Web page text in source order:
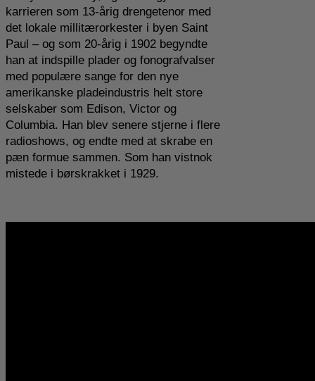
karrieren som 13-årig drengetenor med
det lokale millitærorkester i byen Saint
Paul – og som 20-årig i 1902 begyndte
han at indspille plader og fonografvalser
med populære sange for den nye
amerikanske pladeindustris helt store
selskaber som Edison, Victor og
Columbia. Han blev senere stjerne i flere
radioshows, og endte med at skrabe en
pæn formue sammen. Som han vistnok
mistede i børskrakket i 1929.